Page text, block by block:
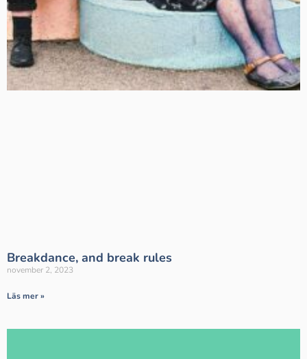
Breakdance, and break rules
november 2, 2023
Läs mer »